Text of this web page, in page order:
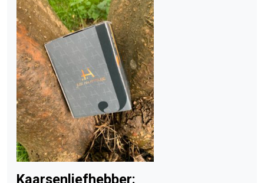
Kaarsenliefhebber: